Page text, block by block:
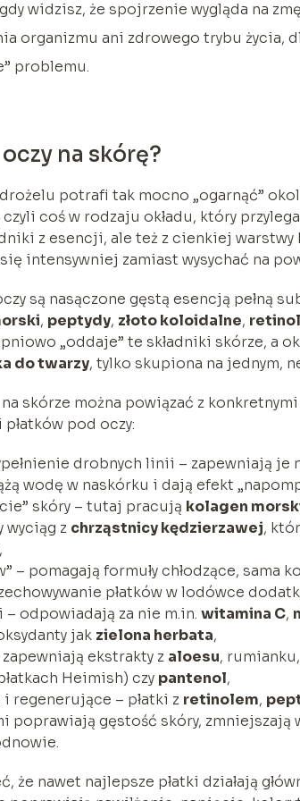
widzisz, że spojrzenie wygląda na
organizmu ani zdrowego trybu życia,
problemu.
na skórę?
potrafi tak mocno „ogarnąć”
czyli coś w rodzaju okładu, który
z esencji, ale też z cienkiej
intensywniej zamiast wysychać na
są nasączone gęstą esencją pełną
, peptydy, złoto koloidalne, retinol
„oddaje” te składniki skórze, a
do twarzy, tylko skupiona na jednym,
skórze można powiązać z
pod oczy:
drobnych linii – zapewniają je
wodę w naskórku i dają efekt
skóry – tutaj pracują kolagen
wyciąg z chrząstnicy kędzierzawej,
– pomagają formuły chłodzące, sama
płatków w lodówce
odpowiadają za nie m.in. witamina C,
jak zielona herbata,
ekstrakty z aloesu, rumianku,
Heimish) czy pantenol,
regenerujące – płatki z retinolem,
poprawiają gęstość skóry, zmniejszają
że nawet najlepsze płatki działają